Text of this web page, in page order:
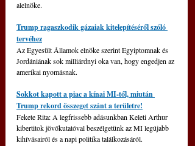
alelnöke.
Trump ragaszkodik gázaiak kitelepítéséről szóló
tervéhez
Az Egyesült Államok elnöke szerint Egyiptomnak és
Jordániának sok milliárdnyi oka van, hogy engedjen az
amerikai nyomásnak.
Sokkot kapott a piac a kínai MI-től, miután
Trump rekord összeget szánt a területre!
Fekete Rita: A legfrissebb adásunkban Keleti Arthur
kibertitok jövőkutatóval beszélgetünk az MI legújabb
kihívásairól és a napi politika találkozásáról.